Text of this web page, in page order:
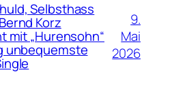
Selbsthass
Korz
mit „Hurensohn“
unbequemste
9.
Mai
2026